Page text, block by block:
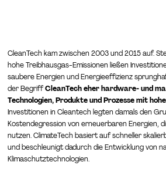
CleanTech kam zwischen 2003 und 2015 auf.
hohe Treibhausgas-Emissionen ließen
saubere Energien und Energieeffizienz
der BegriffCleanTech eher hardware- und
Technologien, Produkte und Prozesse mit
Investitionen in Cleantech legten damals den
Kostendegression von erneuerbaren Energien,
nutzen. ClimateTech basiert auf schneller
und beschleunigt dadurch die Entwicklung von
Klimaschutztechnologien.